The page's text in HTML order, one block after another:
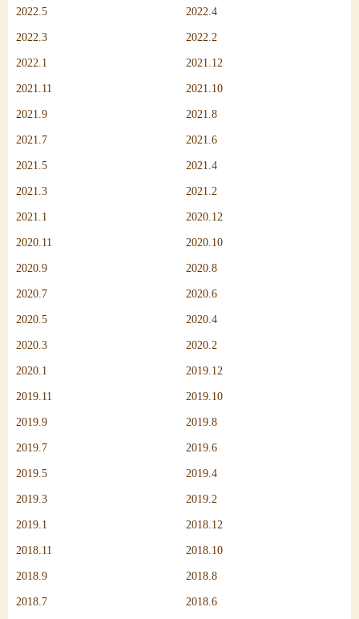
2022.5 2022.4
2022.3 2022.2
2022.1 2021.12
2021.11 2021.10
2021.9 2021.8
2021.7 2021.6
2021.5 2021.4
2021.3 2021.2
2021.1 2020.12
2020.11 2020.10
2020.9 2020.8
2020.7 2020.6
2020.5 2020.4
2020.3 2020.2
2020.1 2019.12
2019.11 2019.10
2019.9 2019.8
2019.7 2019.6
2019.5 2019.4
2019.3 2019.2
2019.1 2018.12
2018.11 2018.10
2018.9 2018.8
2018.7 2018.6